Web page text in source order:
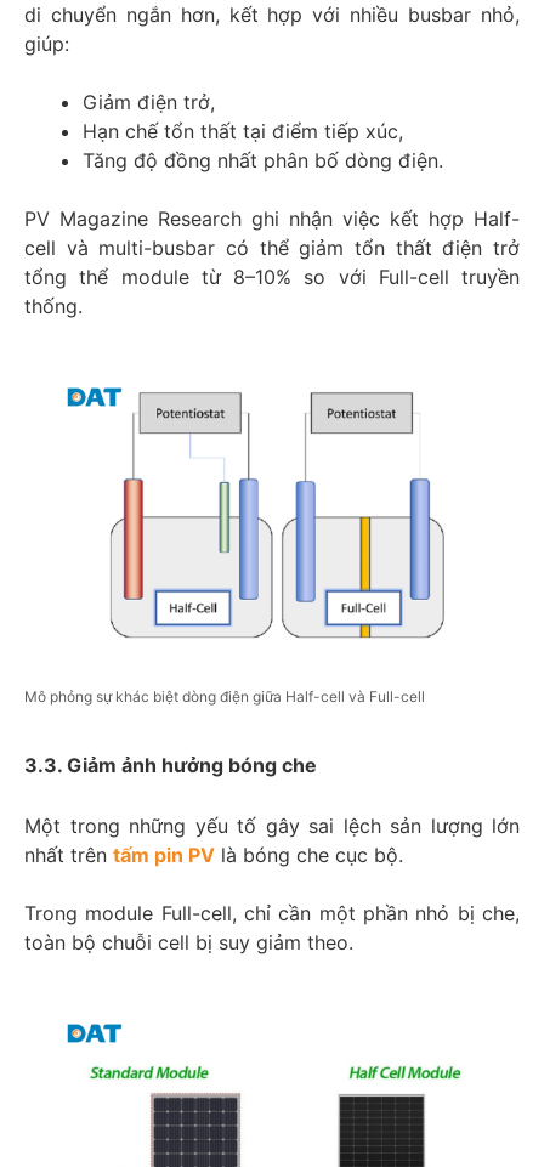
di chuyển ngắn hơn, kết hợp với nhiều busbar nhỏ,
giúp:
Giảm điện trở,
Hạn chế tổn thất tại điểm tiếp xúc,
Tăng độ đồng nhất phân bố dòng điện.
PV Magazine Research ghi nhận việc kết hợp Half-
cell và multi-busbar có thể giảm tổn thất điện trở
tổng thể module từ 8–10% so với Full-cell truyền
thống.
Mô phỏng sự khác biệt dòng điện giữa Half-cell và Full-cell
3.3. Giảm ảnh hưởng bóng che
Một trong những yếu tố gây sai lệch sản lượng lớn
nhất trên tấm pin PV là bóng che cục bộ.
Trong module Full-cell, chỉ cần một phần nhỏ bị che,
toàn bộ chuỗi cell bị suy giảm theo.